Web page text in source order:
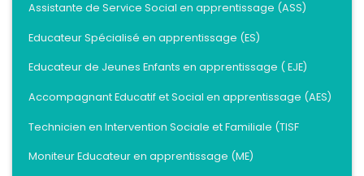
Assistante de Service Social en apprentissage (ASS)
Educateur Spécialisé en apprentissage (ES)
Educateur de Jeunes Enfants en apprentissage ( EJE)
Accompagnant Educatif et Social en apprentissage (AES)
Technicien en Intervention Sociale et Familiale (TISF
Moniteur Educateur en apprentissage (ME)